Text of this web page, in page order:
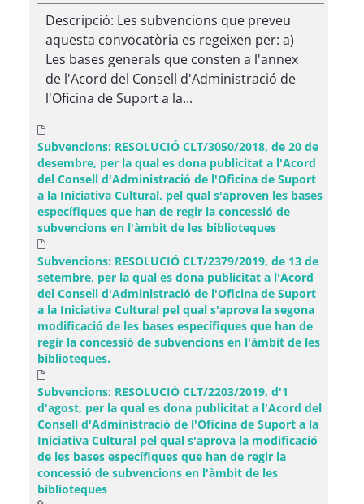
Descripció: Les subvencions que preveu
aquesta convocatòria es regeixen per: a)
Les bases generals que consten a l'annex
de l'Acord del Consell d'Administració de
l'Oficina de Suport a la...
Subvencions: RESOLUCIÓ CLT/3050/2018, de 20 de
desembre, per la qual es dona publicitat a l'Acord
del Consell d'Administració de l'Oficina de Suport
a la Iniciativa Cultural, pel qual s'aproven les bases
específiques que han de regir la concessió de
subvencions en l'àmbit de les biblioteques
Subvencions: RESOLUCIÓ CLT/2379/2019, de 13 de
setembre, per la qual es dona publicitat a l'Acord
del Consell d'Administració de l'Oficina de Suport
a la Iniciativa Cultural pel qual s'aprova la segona
modificació de les bases específiques que han de
regir la concessió de subvencions en l'àmbit de les
biblioteques.
Subvencions: RESOLUCIÓ CLT/2203/2019, d'1
d'agost, per la qual es dona publicitat a l'Acord del
Consell d'Administració de l'Oficina de Suport a la
Iniciativa Cultural pel qual s'aprova la modificació
de les bases específiques que han de regir la
concessió de subvencions en l'àmbit de les
biblioteques